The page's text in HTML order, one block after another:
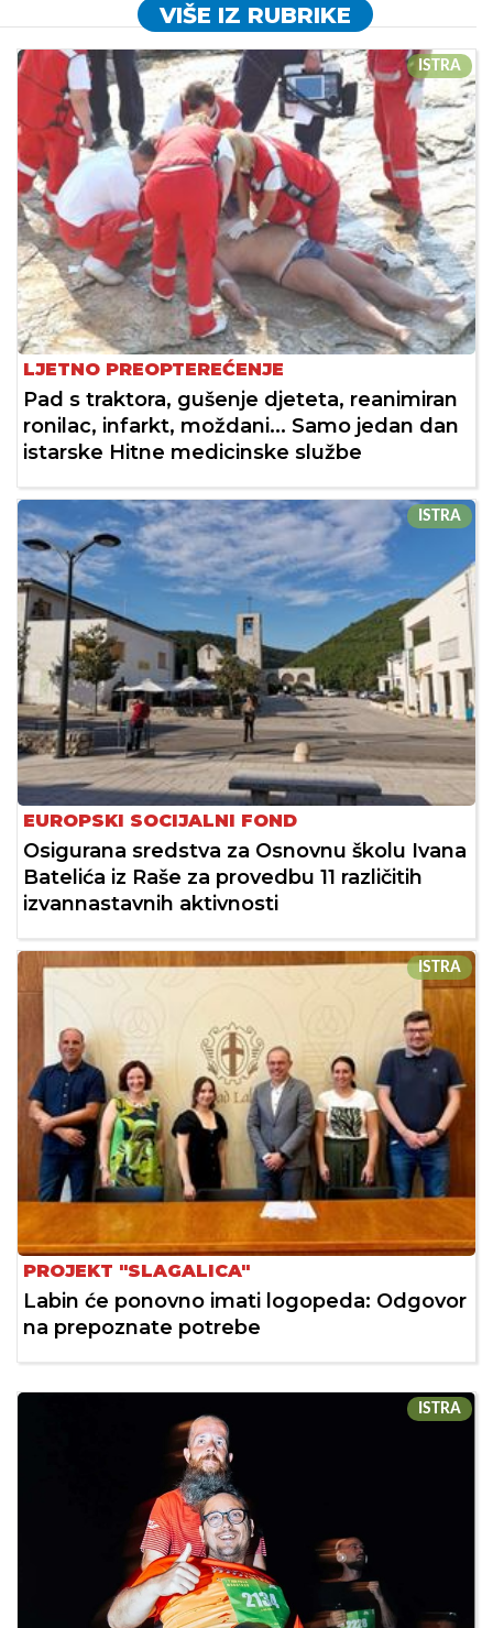
VIŠE IZ RUBRIKE
ISTRA
LJETNO PREOPTEREĆENJE
Pad s traktora, gušenje djeteta, reanimiran
ronilac, infarkt, moždani... Samo jedan dan
istarske Hitne medicinske službe
ISTRA
EUROPSKI SOCIJALNI FOND
Osigurana sredstva za Osnovnu školu Ivana
Batelića iz Raše za provedbu 11 različitih
izvannastavnih aktivnosti
ISTRA
PROJEKT "SLAGALICA"
Labin će ponovno imati logopeda: Odgovor
na prepoznate potrebe
ISTRA